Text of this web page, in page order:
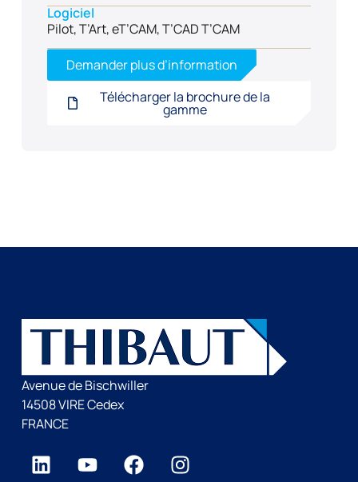
Logiciel
Pilot, T’Art, eT’CAM, T’CAD T’CAM
Demander plus d’information
Télécharger la brochure de la
gamme
Avenue de Bischwiller
14508 VIRE Cedex
FRANCE